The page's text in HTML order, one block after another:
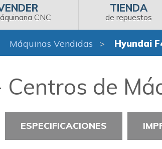
CNC
TIENDA
de repuestos
Máquinas Vendidas Hyundai
de
ESPECIFICACIONES